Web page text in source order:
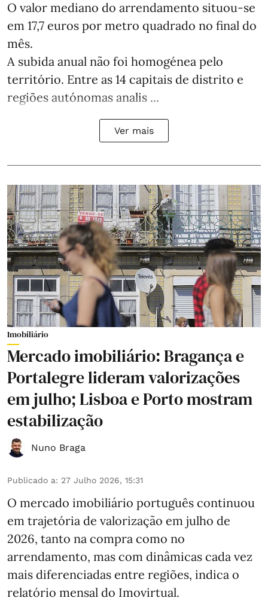
O valor mediano do arrendamento situou‑se
em 17,7 euros por metro quadrado no final do
mês.
A subida anual não foi homogénea pelo
território. Entre as 14 capitais de distrito e
regiões autónomas analis ...
Ver mais
Imobiliário
Mercado imobiliário: Bragança e
Portalegre lideram valorizações
em julho; Lisboa e Porto mostram
estabilização
Nuno Braga
Publicado a: 27 Julho 2026, 15:31
O mercado imobiliário português continuou
em trajetória de valorização em julho de
2026, tanto na compra como no
arrendamento, mas com dinâmicas cada vez
mais diferenciadas entre regiões, indica o
relatório mensal do Imovirtual.